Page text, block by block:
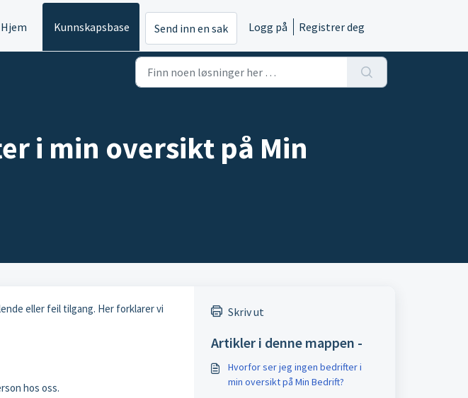
Hjem Kunnskapsbase Send inn en sak Logg på Registrer deg
i min oversikt på Min
eller feil tilgang. Her forklarer vi
hos oss.
Skriv ut
Artikler i denne mappen -
Hvorfor ser jeg ingen bedrifter i
min oversikt på Min Bedrift?